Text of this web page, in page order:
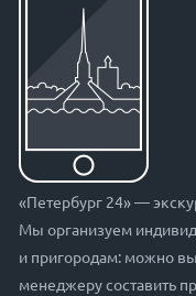
«Петербург 24» —
Мы организуем
и пригородам: можно
менеджеру составить